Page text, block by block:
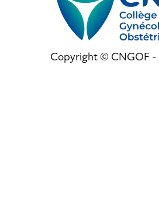
Copyright © CNGOF -